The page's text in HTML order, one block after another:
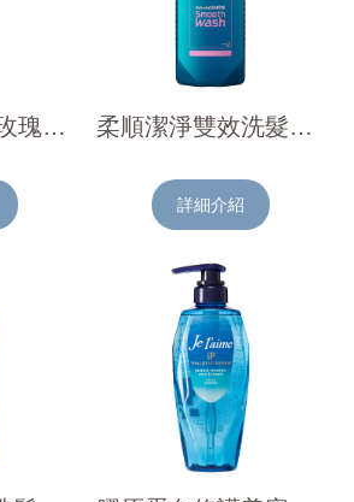
KUM知覺肌白玫瑰麝香卸妝洗面乳190g 柔順潔淨雙效洗髮精(柑橘香)400ml
詳細介紹